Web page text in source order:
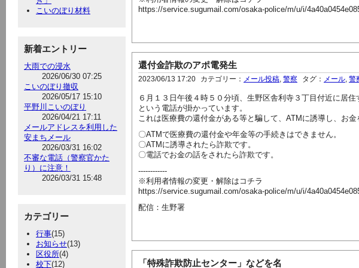
こいのぼり材料
新着エントリー
大雨での浸水
2026/06/30 07:25
こいのぼり撤収
2026/05/17 15:10
平野川こいのぼり
2026/04/21 17:11
メールアドレスを利用した
安まちメール
2026/03/31 16:02
不審な電話（警察官かた
り）に注意！
2026/03/31 15:48
カテゴリー
行事(15)
お知らせ(13)
区役所(4)
校下(12)
https://service.sugumail.com/osaka-police/m/u/i/
還付金詐欺のアポ電発生
2023/06/13 17:20 カテゴリー： メール投稿 警察 タグ： メール 警
６月１３日午後４時５０分頃、生野区舎利寺３丁目付近に居
という電話が掛かっています。
これは医療費の還付金がある等と騙して、ATMに誘導し、お金
〇ATMで医療費の還付金や年金等の手続きはできません。
〇ATMに誘導されたら詐欺です。
〇電話でお金の話をされたら詐欺です。
------------
※利用者情報の変更・解除はコチラ
https://service.sugumail.com/osaka-police/m/u/i/
配信：生野署
「特殊詐欺防止センター」などを名